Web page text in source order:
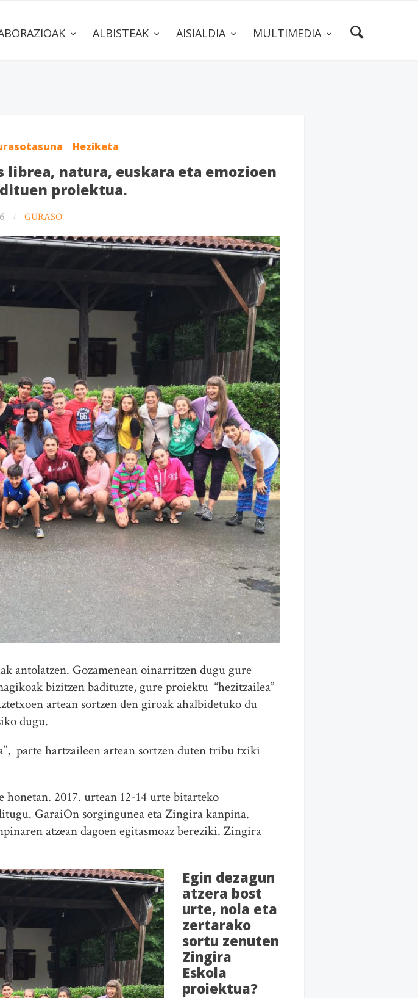
ALBISTEAK AISIALDIA MULTIMEDIA
Heziketa
librea, natura, euskara eta emozioen
proiektua.
GURASO
antolatzen. Gozamenean oinarritzen dugu gure
bizitzen badituzte, gure proiektu “hezitzailea”
artean sortzen den giroak ahalbidetuko du
dugu.
parte hartzaileen artean sortzen duten tribu txiki
honetan. 2017. urtean 12-14 urte bitarteko
GaraiOn sorgingunea eta Zingira kanpina.
atzean dagoen egitasmoaz bereziki. Zingira
Egin dezagun
atzera bost
urte, nola eta
zertarako
sortu zenuten
Zingira
Eskola
proiektua?